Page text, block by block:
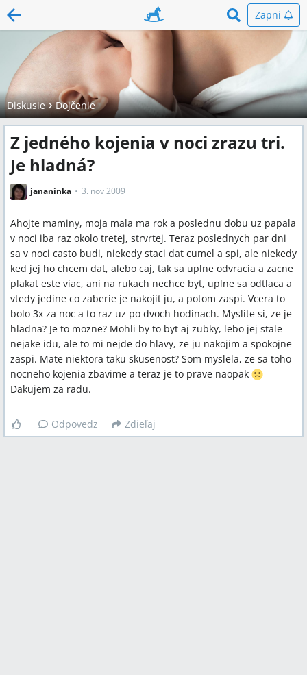
Zapni
Diskusie Dojčenie
Z jedného kojenia v noci zrazu tri.
Je hladná?
jananinka 3. nov 2009
Ahojte maminy, moja mala ma rok a poslednu dobu uz papala
v noci iba raz okolo tretej, strvrtej. Teraz poslednych par dni
sa v noci casto budi, niekedy staci dat cumel a spi, ale niekedy
ked jej ho chcem dat, alebo caj, tak sa uplne odvracia a zacne
plakat este viac, ani na rukach nechce byt, uplne sa odtlaca a
vtedy jedine co zaberie je nakojit ju, a potom zaspi. Vcera to
bolo 3x za noc a to raz uz po dvoch hodinach. Myslite si, ze je
hladna? Je to mozne? Mohli by to byt aj zubky, lebo jej stale
nejake idu, ale to mi nejde do hlavy, ze ju nakojim a spokojne
zaspi. Mate niektora taku skusenost? Som myslela, ze sa toho
nocneho kojenia zbavime a teraz je to prave naopak
Dakujem za radu.
Odpovedz Zdieľaj